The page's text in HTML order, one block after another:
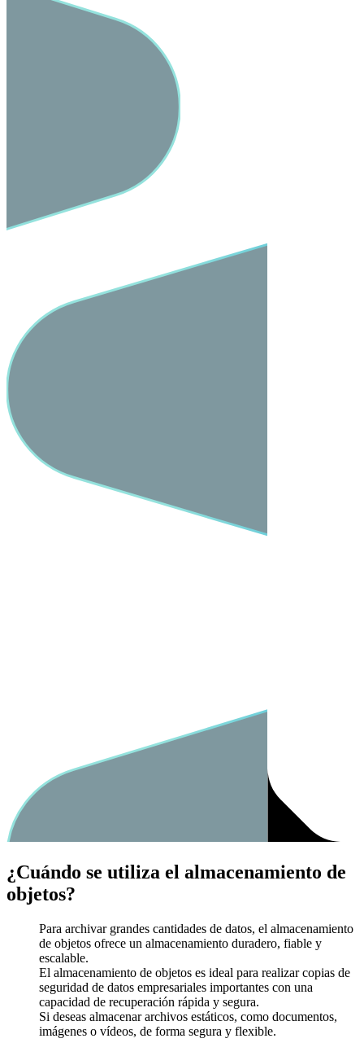
¿Cuándo se utiliza el almacenamiento de
objetos?
Para archivar grandes cantidades de datos, el almacenamiento
de objetos ofrece un almacenamiento duradero, fiable y
escalable.
El almacenamiento de objetos es ideal para realizar copias de
seguridad de datos empresariales importantes con una
capacidad de recuperación rápida y segura.
Si deseas almacenar archivos estáticos, como documentos,
imágenes o vídeos, de forma segura y flexible.